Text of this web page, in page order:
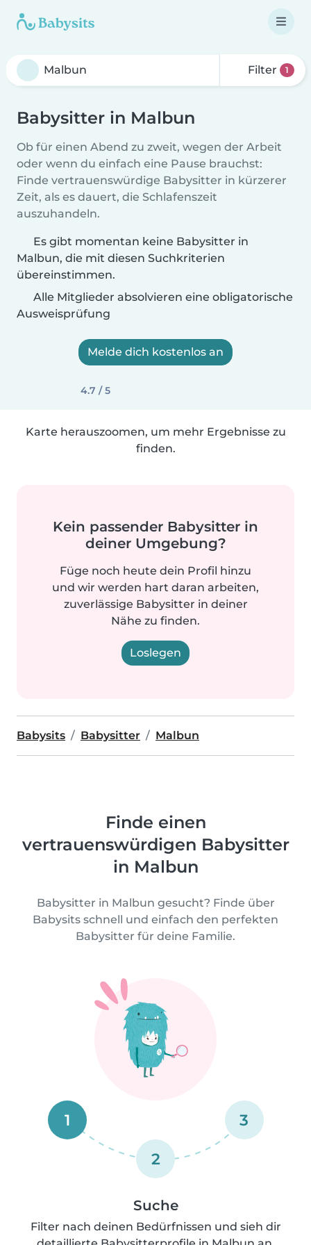
Filter 1
Babysitter in Malbun
Ob für einen Abend zu zweit, wegen der Arbeit
oder wenn du einfach eine Pause brauchst:
Finde vertrauenswürdige Babysitter in kürzerer
Zeit, als es dauert, die Schlafenszeit
auszuhandeln.
Es gibt momentan keine Babysitter in
Malbun, die mit diesen Suchkriterien
übereinstimmen.
Alle Mitglieder absolvieren eine obligatorische
Ausweisprüfung
Melde dich kostenlos an
4.7 / 5
Karte herauszoomen, um mehr Ergebnisse zu
finden.
Kein passender Babysitter in
deiner Umgebung?
Füge noch heute dein Profil hinzu
und wir werden hart daran arbeiten,
zuverlässige Babysitter in deiner
Nähe zu finden.
Loslegen
Babysits Babysitter Malbun
Finde einen
vertrauenswürdigen Babysitter
in Malbun
Babysitter in Malbun gesucht? Finde über
Babysits schnell und einfach den perfekten
Babysitter für deine Familie.
1
2
3
Suche
Filter nach deinen Bedürfnissen und sieh dir